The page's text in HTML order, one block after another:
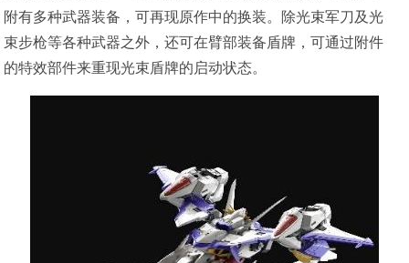
附有多种武器装备，可再现原作中的换装。除光束军刀及光
束步枪等各种武器之外，还可在臂部装备盾牌，可通过附件
的特效部件来重现光束盾牌的启动状态。